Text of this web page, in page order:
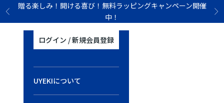
コンテンツへスキップ
前へ
贈る楽しみ！開ける喜び！無料ラッピングキャンペーン開催
中！
次
ログイン / 新規会員登録
UYEKIについて